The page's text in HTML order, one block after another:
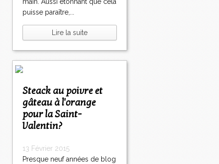
main. Aussi étonnant que cela
puisse paraître,...
Lire la suite
Steack au poivre et
gâteau à l'orange
pour la Saint-
Valentin?
13 Février 2015
Presque neuf années de blog